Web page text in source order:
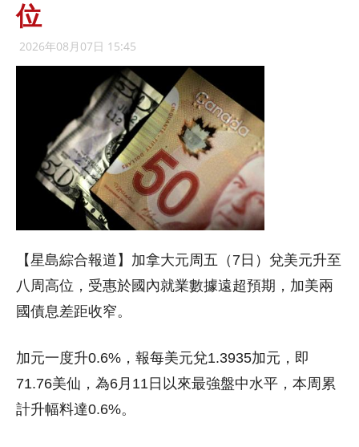
位
2026年08月07日 15:45
【星島綜合報道】加拿大元周五（7日）兌美元升至
八周高位，受惠於國內就業數據遠超預期，加美兩
國債息差距收窄。
加元一度升0.6%，報每美元兌1.3935加元，即
71.76美仙，為6月11日以來最強盤中水平，本周累
計升幅料達0.6%。